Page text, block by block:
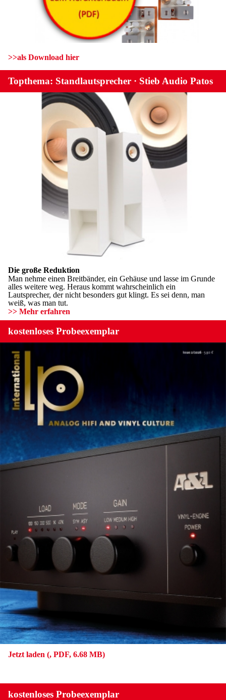
>>als Download hier
Topthema: Standlautsprecher · Stieb Audio Patos
Die große Reduktion
Man nehme einen Breitbänder, ein Gehäuse und lasse im Grunde
alles weitere weg. Heraus kommt wahrscheinlich ein
Lautsprecher, der nicht besonders gut klingt. Es sei denn, man
weiß, was man tut.
>> Mehr erfahren
kostenloses Probeexemplar
Jetzt laden (, PDF, 6.68 MB)
kostenloses Probeexemplar